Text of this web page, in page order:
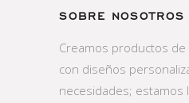
SOBRE NOSOTROS
Creamos productos de
con diseños
necesidades; estamos